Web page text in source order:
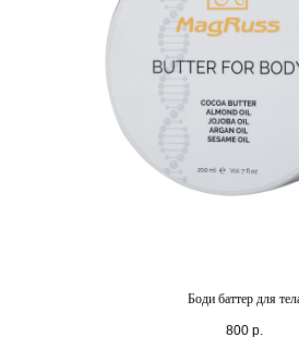
Боди баттер для
800 р.